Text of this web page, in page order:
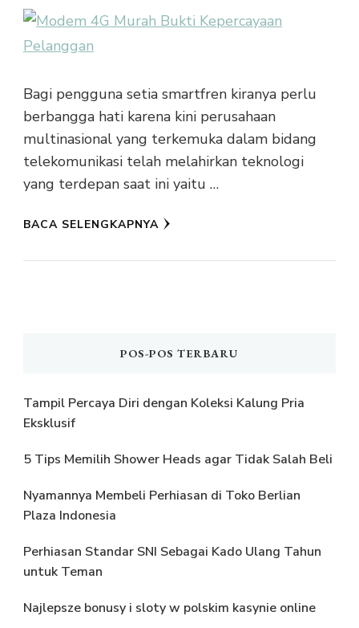
Bagi pengguna setia smartfren kiranya perlu
berbangga hati karena kini perusahaan
multinasional yang terkemuka dalam bidang
telekomunikasi telah melahirkan teknologi
yang terdepan saat ini yaitu …
BACA SELENGKAPNYA
POS-POS TERBARU
Tampil Percaya Diri dengan Koleksi Kalung Pria
Eksklusif
5 Tips Memilih Shower Heads agar Tidak Salah Beli
Nyamannya Membeli Perhiasan di Toko Berlian
Plaza Indonesia
Perhiasan Standar SNI Sebagai Kado Ulang Tahun
untuk Teman
Najlepsze bonusy i sloty w polskim kasynie online